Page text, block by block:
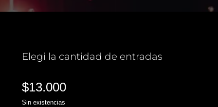
Elegi la cantidad de entradas
$13.000
Sin existencias